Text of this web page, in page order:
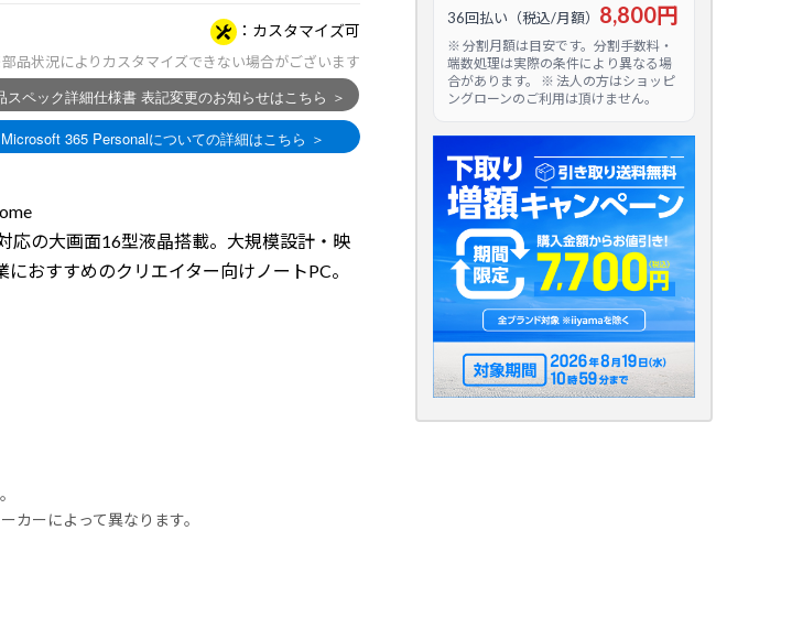
カスタマイズ可
品状況によりカスタマイズできない場合がございます
応の大画面16型液晶搭載。大規模設計・映
におすすめのクリエイター向けノートPC。
36回払い（税込/月額） 8,800円
※ 分割月額は目安です。分割手数料・
端数処理は実際の条件により異なる場
合があります。 ※ 法人の方はショッピ
ングローンのご利用は頂けません。
ーによって異なります。